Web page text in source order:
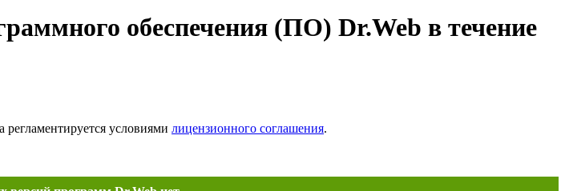
обеспечения (ПО) Dr.Web в течение
условиями лицензионного соглашения.